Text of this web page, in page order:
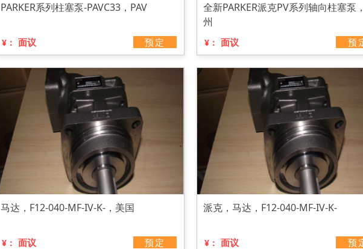
PARKER系列柱塞泵-PAVC33，PAV
¥： 面议 预定
全新PARKER派克PV系列轴向柱塞泵
州
¥： 面议 预
马达，F12-040-MF-IV-K-，美国
¥： 面议 预定
派克，马达，F12-040-MF-IV-K-
¥： 面议 预